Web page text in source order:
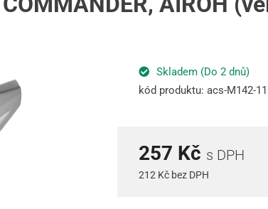
Skladem (Do 2 dnů)
kód produktu: acs-M142-
257 Kč s DPH
212 Kč bez DPH